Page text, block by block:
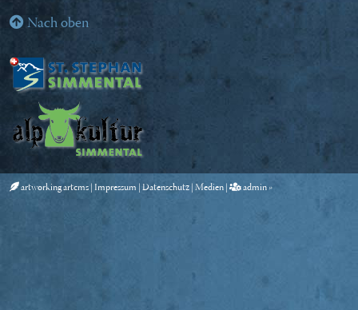
Nach oben
artworking artcms|Impressum |Datenschutz|Medien| admin »